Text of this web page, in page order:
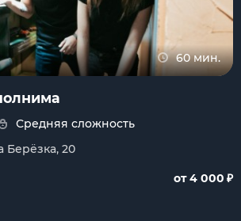
60 мин.
Средняя сложность
Берёзка, 20
от 4 000 ₽